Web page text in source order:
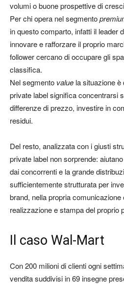
volumi o buone prospettive di
Per chi opera nel segmento
in questo comparto, infatti il leader
innovare e rafforzare il proprio
follower cercano di occupare gli
classifica.
Nel segmento value la situazione
private label significa concentrarsi
differenze di prezzo, investire in
residui.
Del resto, analizzata con i giusti
private label non sorprende:
dai concorrenti e la grande
sufficientemente strutturata per
brand, nella propria
realizzazione e stampa del proprio
Il caso Wal-Mart
Con 200 milioni di clienti ogni
vendita suddivisi in 69 insegne